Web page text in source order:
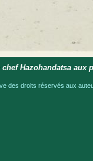
chef Hazohandatsa aux
des droits réservés aux